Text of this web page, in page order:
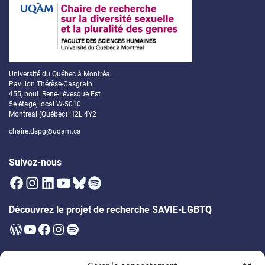
Université du Québec à Montréal
Pavillon Thérèse-Casgrain
455, boul. René-Lévesque Est
5e étage, local W-5010
Montréal (Québec) H2L 4Y2
chaire.dspg@uqam.ca
Suivez-nous
Facebook
Instagram
LinkedIn
YouTube
Bluesky
Spotify
Découvrez le projet de recherche SAVIE-LGBTQ
WordPress
YouTube
Facebook
Instagram
Spotify